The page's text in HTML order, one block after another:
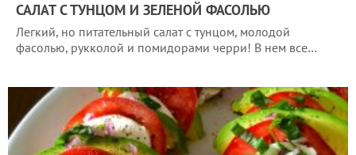
САЛАТ С ТУНЦОМ И ЗЕЛЕНОЙ ФАСОЛЬЮ
Легкий, но питательный салат с тунцом, молодой
фасолью, рукколой и помидорами черри! В нем все…